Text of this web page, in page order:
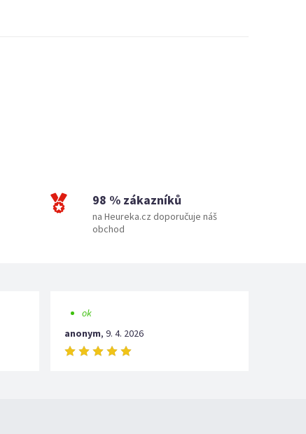
98 % zákazníků
na Heureka.cz doporučuje náš
obchod
ok
anonym, 9. 4. 2026